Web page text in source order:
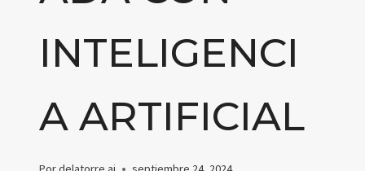
INTELIGENCI
A ARTIFICIAL